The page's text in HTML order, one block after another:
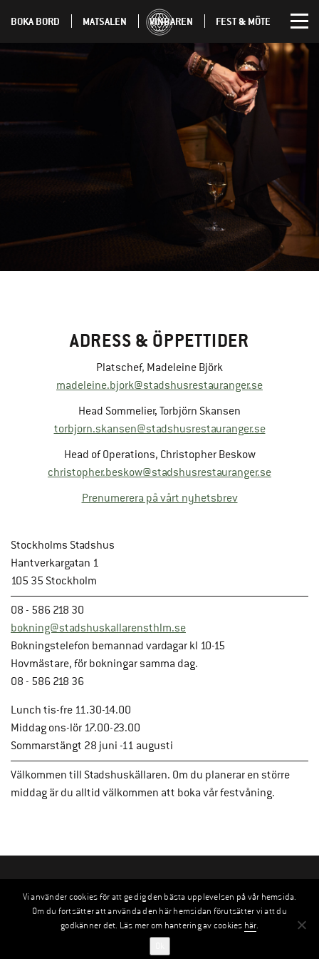
BOKA BORD MATSALEN VINBAREN FEST & MÖTE
ADRESS & ÖPPETTIDER
Platschef, Madeleine Björk
madeleine.bjork@stadshusrestauranger.se
Head Sommelier, Torbjörn Skansen
torbjorn.skansen@stadshusrestauranger.se
Head of Operations, Christopher Beskow
christopher.beskow@stadshusrestauranger.se
Prenumerera på vårt nyhetsbrev
Stockholms Stadshus
Hantverkargatan 1
105 35 Stockholm
08 - 586 218 30
bokning@stadshuskallarensthlm.se
Bokningstelefon bemannad vardagar kl 10-15
Hovmästare, för bokningar samma dag.
08 - 586 218 36
Lunch tis-fre 11.30-14.00
Middag ons-lör 17.00-23.00
Sommarstängt 28 juni -11 augusti
Välkommen till Stadshuskällaren. Om du planerar en större
middag är du alltid välkommen att boka vår festvåning.
Vi använder cookies för att ge dig den bästa upplevelsen på vår hemsida.
Om du fortsätter att använda den här hemsidan förutsätter vi att du
godkänner det. Läs mer om hantering av cookies här.